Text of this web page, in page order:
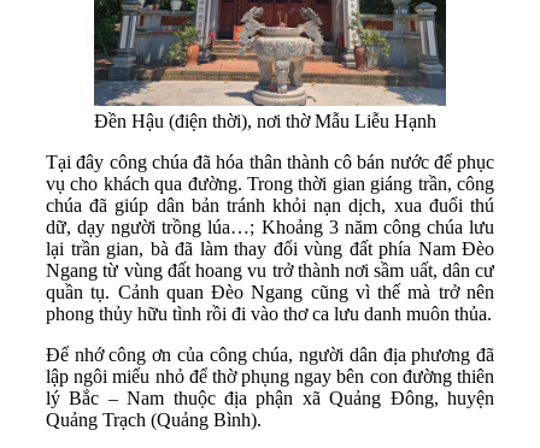
Đền Hậu (điện thời), nơi thờ Mẫu Liễu Hạnh
Tại đây công chúa đã hóa thân thành cô bán nước để phục
vụ cho khách qua đường. Trong thời gian giáng trần, công
chúa đã giúp dân bản tránh khỏi nạn dịch, xua đuổi thú
dữ, dạy người trồng lúa…; Khoảng 3 năm công chúa lưu
lại trần gian, bà đã làm thay đổi vùng đất phía Nam Đèo
Ngang từ vùng đất hoang vu trở thành nơi sầm uất, dân cư
quần tụ. Cảnh quan Đèo Ngang cũng vì thế mà trở nên
phong thủy hữu tình rồi đi vào thơ ca lưu danh muôn thủa.
Để nhớ công ơn của công chúa, người dân địa phương đã
lập ngôi miếu nhỏ để thờ phụng ngay bên con đường thiên
lý Bắc – Nam thuộc địa phận xã Quảng Đông, huyện
Quảng Trạch (Quảng Bình).